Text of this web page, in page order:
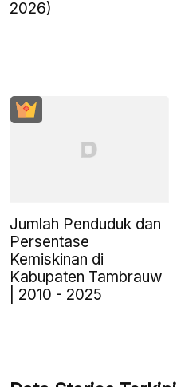
2026)
Jumlah Penduduk dan
Persentase
Kemiskinan di
Kabupaten Tambrauw
| 2010 - 2025